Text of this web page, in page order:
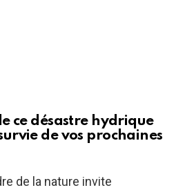
ce désastre hydrique
de vos prochaines
de la nature invite